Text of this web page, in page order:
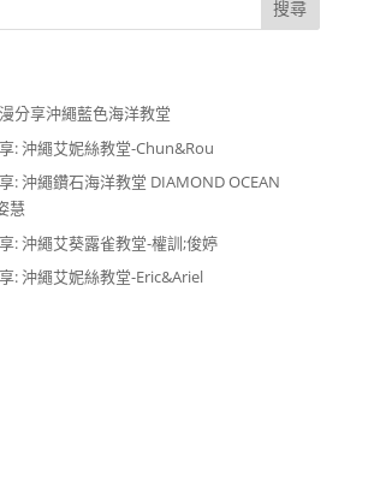
分享沖繩藍色海洋教堂
: 沖繩艾妮絲教堂-Chun&Rou
: 沖繩鑽石海洋教堂 DIAMOND OCEAN
慧
: 沖繩艾葵露雀教堂-權訓;俊婷
: 沖繩艾妮絲教堂-Eric&Ariel